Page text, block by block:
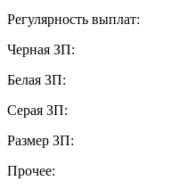
Регулярность выплат:
Черная ЗП:
Белая ЗП:
Серая ЗП:
Размер ЗП:
Прочее: